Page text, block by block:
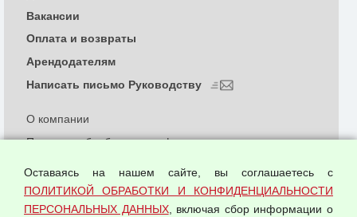
О компании
Политика обработки и конфиденциальности
Согласием на обработку персональных данных
Оферта оптовой купли-продажи
Вакансии
Оплата и возвраты
Арендодателям
Написать письмо Руководству
Оставаясь на нашем сайте, вы соглашаетесь с
ПОЛИТИКОЙ ОБРАБОТКИ И КОНФИДЕНЦИАЛЬНОСТИ
ПЕРСОНАЛЬНЫХ ДАННЫХ, включая сбор информации о